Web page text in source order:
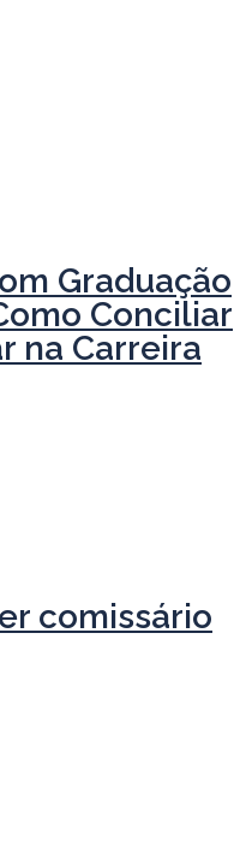
Graduação
Conciliar
na Carreira
comissário